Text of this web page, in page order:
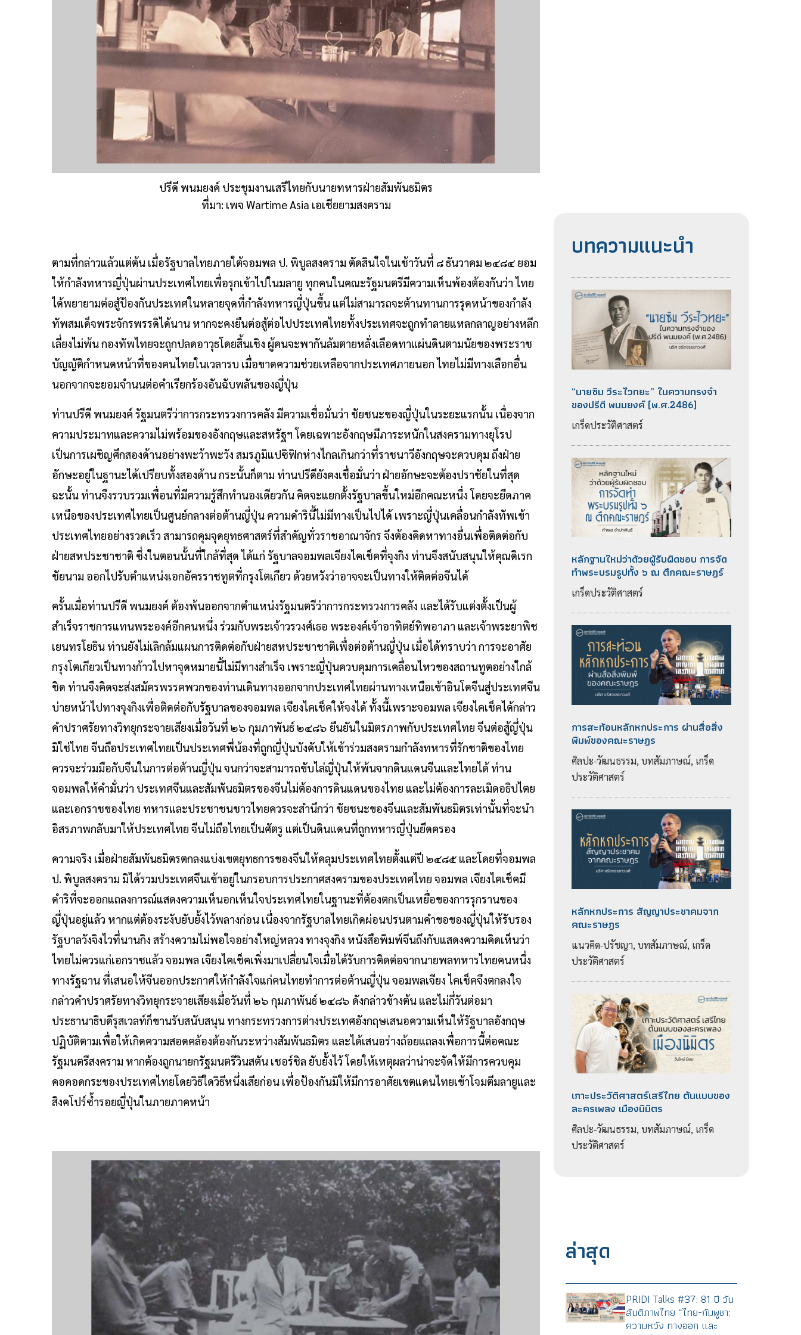
ปรีดี พนมยงค์ ประชุมงาน​เสรีไทย​กับนายทหารฝ่าย​สัมพันธมิตร​
ที่มา: เพจ Wartime Asia เอเชียยามสงคราม
ตามที่กล่าวแล้วแต่ต้น เมื่อรัฐบาลไทยภายใต้จอมพล ป. พิบูลสงคราม ตัดสินใจในเช้าวันที่ ๘ ธันวาคม ๒๔๘๔ ยอม
ให้กำลังทหารญี่ปุ่นผ่านประเทศไทยเพื่อรุกเข้าไปในมลายู ทุกคนในคณะรัฐมนตรีมีความเห็นพ้องต้องกันว่า ไทย
ได้พยายามต่อสู้ป้องกันประเทศในหลายจุดที่กำลังทหารญี่ปุ่นขึ้น แต่ไม่สามารถจะต้านทานการรุดหน้าของกำลัง
ทัพสมเด็จพระจักรพรรดิได้นาน หากจะคงยืนต่อสู้ต่อไปประเทศไทยทั้งประเทศจะถูกทำลายแหลกลาญอย่างหลีก
เลี่ยงไม่พ้น กองทัพไทยจะถูกปลดอาวุธโดยสิ้นเชิง ผู้คนจะพากันล้มตายหลั่งเลือดทาแผ่นดินตามนัยของพระราช
บัญญัติกำหนดหน้าที่ของคนไทยในเวลารบ เมื่อขาดความช่วยเหลือจากประเทศภายนอก ไทยไม่มีทางเลือกอื่น
นอกจากจะยอมจำนนต่อคําเรียกร้องอันฉับพลันของญี่ปุ่น
ท่านปรีดี พนมยงค์ รัฐมนตรีว่าการกระทรวงการคลัง มีความเชื่อมั่นว่า ชัยชนะของญี่ปุ่นในระยะแรกนั้น เนื่องจาก
ความประมาทและความไม่พร้อมของอังกฤษและสหรัฐฯ โดยเฉพาะอังกฤษมีภาระหนักในสงครามทางยุโรป
เป็นการเผชิญศึกสองด้านอย่างพะว้าพะวัง สมรภูมิแปซิฟิกห่างไกลเกินกว่าที่ราชนาวีอังกฤษจะควบคุม ถึงฝ่าย
อักษะอยู่ในฐานะได้เปรียบทั้งสองด้าน กระนั้นก็ตาม ท่านปรีดียังคงเชื่อมั่นว่า ฝ่ายอักษะจะต้องปราชัยในที่สุด
ฉะนั้น ท่านจึงรวบรวมเพื่อนที่มีความรู้สึกทำนองเดียวกัน คิดจะแยกตั้งรัฐบาลขึ้นใหม่อีกคณะหนึ่ง โดยจะยึดภาค
เหนือของประเทศไทยเป็นศูนย์กลางต่อต้านญี่ปุ่น ความดำรินี้ไม่มีทางเป็นไปได้ เพราะญี่ปุ่นเคลื่อนกำลังทัพเข้า
ประเทศไทยอย่างรวดเร็ว สามารถคุมจุดยุทธศาสตร์ที่สำคัญทั่วราชอาณาจักร จึงต้องคิดหาทางอื่นเพื่อติดต่อกับ
ฝ่ายสหประชาชาติ ซึ่งในตอนนั้นที่ใกล้ที่สุด ได้แก่ รัฐบาลจอมพลเจียงไคเช็คที่จุงกิง ท่านจึงสนับสนุนให้คุณดิเรก
ชัยนาม ออกไปรับตำแหน่งเอกอัครราชทูตที่กรุงโตเกียว ด้วยหวังว่าอาจจะเป็นทางให้ติดต่อจีนได้
ครั้นเมื่อท่านปรีดี พนมยงค์ ต้องพ้นออกจากตำแหน่งรัฐมนตรีว่าการกระทรวงการคลัง และได้รับแต่งตั้งเป็นผู้
สำเร็จราชการแทนพระองค์อีกคนหนึ่ง ร่วมกับพระเจ้าวรวงศ์เธอ พระองค์เจ้าอาทิตย์ทิพอาภา และเจ้าพระยาพิช
เยนทรโยธิน ท่านยังไม่เลิกล้มแผนการติดต่อกับฝ่ายสหประชาชาติเพื่อต่อต้านญี่ปุ่น เมื่อได้ทราบว่า การจะอาศัย
กรุงโตเกียวเป็นทางก้าวไปหาจุดหมายนี้ไม่มีทางสำเร็จ เพราะญี่ปุ่นควบคุมการเคลื่อนไหวของสถานทูตอย่างใกล้
ชิด ท่านจึงคิดจะส่งสมัครพรรคพวกของท่านเดินทางออกจากประเทศไทยผ่านทางเหนือเข้าอินโดจีนสู่ประเทศจีน
บ่ายหน้าไปทางจุงกิงเพื่อติดต่อกับรัฐบาลของจอมพล เจียงไคเช็คให้จงได้ ทั้งนี้เพราะจอมพล เจียงไคเช็คได้กล่าว
คำปราศรัยทางวิทยุกระจายเสียงเมื่อวันที่ ๒๖ กุมภาพันธ์ ๒๔๘๖ ยืนยันในมิตรภาพกับประเทศไทย จีนต่อสู้ญี่ปุ่น
มิใช่ไทย จีนถือประเทศไทยเป็นประเทศพี่น้องที่ถูกญี่ปุ่นบังคับให้เข้าร่วมสงครามกำลังทหารที่รักชาติของไทย
ควรจะร่วมมือกับจีนในการต่อต้านญี่ปุ่น จนกว่าจะสามารถขับไล่ญี่ปุ่นให้พ้นจากดินแดนจีนและไทยได้ ท่าน
จอมพลให้คำมั่นว่า ประเทศจีนและสัมพันธมิตรของจีนไม่ต้องการดินแดนของไทย และไม่ต้องการละเมิดอธิปไตย
และเอกราชของไทย ทหารและประชาชนชาวไทยควรจะสำนึกว่า ชัยชนะของจีนและสัมพันธมิตรเท่านั้นที่จะนำ
อิสรภาพกลับมาให้ประเทศไทย จีนไม่ถือไทยเป็นศัตรู แต่เป็นดินแดนที่ถูกทหารญี่ปุ่นยึดครอง
ความจริง เมื่อฝ่ายสัมพันธมิตรตกลงแบ่งเขตยุทธการของจีนให้คลุมประเทศไทยตั้งแต่ปี ๒๔๘๕ และโดยที่จอมพล
ป. พิบูลสงคราม มิได้รวมประเทศจีนเข้าอยู่ในกรอบการประกาศสงครามของประเทศไทย จอมพล เจียงไคเช็คมี
ดำริที่จะออกแถลงการณ์แสดงความเห็นอกเห็นใจประเทศไทยในฐานะที่ต้องตกเป็นเหยื่อของการรุกรานของ
ญี่ปุ่นอยู่แล้ว หากแต่ต้องระงับยับยั้งไว้พลางก่อน เนื่องจากรัฐบาลไทยเกิดผ่อนปรนตามคำขอของญี่ปุ่นให้รับรอง
รัฐบาลวังจิงไวที่นานกิง สร้างความไม่พอใจอย่างใหญ่หลวง ทางจุงกิง หนังสือพิมพ์จีนถึงกับแสดงความคิดเห็นว่า
ไทยไม่ควรแก่เอกราชแล้ว จอมพล เจียงไคเช็คเพิ่งมาเปลี่ยนใจเมื่อได้รับการติดต่อจากนายพลทหารไทยคนหนึ่ง
ทางรัฐฉาน ที่เสนอให้จีนออกประกาศให้กำลังใจแก่คนไทยทำการต่อต้านญี่ปุ่น จอมพลเจียง ไคเช็คจึงตกลงใจ
กล่าวคำปราศรัยทางวิทยุกระจายเสียงเมื่อวันที่ ๒๖ กุมภาพันธ์ ๒๔๘๖ ดังกล่าวข้างต้น และไม่กี่วันต่อมา
ประธานาธิบดีรุสเวลท์ก็ขานรับสนับสนุน ทางกระทรวงการต่างประเทศอังกฤษเสนอความเห็นให้รัฐบาลอังกฤษ
ปฏิบัติตามเพื่อให้เกิดความสอดคล้องต้องกันระหว่างสัมพันธมิตร และได้เสนอร่างถ้อยแถลงเพื่อการนี้ต่อคณะ
รัฐมนตรีสงคราม หากต้องถูกนายกรัฐมนตรีวินสตัน เชอร์ชิล ยับยั้งไว้ โดยให้เหตุผลว่าน่าจะจัดให้มีการควบคุม
คอคอดกระของประเทศไทยโดยวิธีใดวิธีหนึ่งเสียก่อน เพื่อป้องกันมิให้มีการอาศัยเขตแดนไทยเข้าโจมตีมลายูและ
สิงคโปร์ซํ้ารอยญี่ปุ่นในภายภาคหน้า
บทความแนะนำ
“นายซิม วีระไวทยะ” ในความทรงจำ
ของปรีดี พนมยงค์ (พ.ศ.2486)
เกร็ดประวัติศาสตร์
หลักฐานใหม่ว่าด้วยผู้รับผิดชอบ การจัด
ทำพระบรมรูปทั้ง ๖ ณ ตึกคณะราษฎร์
เกร็ดประวัติศาสตร์
การสะท้อนหลักหกประการ ผ่านสื่อสิ่ง
พิมพ์ของคณะราษฎร
ศิลปะ-วัฒนธรรม, บทสัมภาษณ์, เกร็ด
ประวัติศาสตร์
หลักหกประการ สัญญาประชาคมจาก
คณะราษฎร
แนวคิด-ปรัชญา, บทสัมภาษณ์, เกร็ด
ประวัติศาสตร์
เกาะประวัติศาสตร์เสรีไทย ต้นแบบของ
ละครเพลง เมืองนิมิตร
ศิลปะ-วัฒนธรรม, บทสัมภาษณ์, เกร็ด
ประวัติศาสตร์
ล่าสุด
PRIDI Talks #37: 81 ปี วัน
สันติภาพไทย “ไทย-กัมพูชา:
ความหวัง ทางออก และ